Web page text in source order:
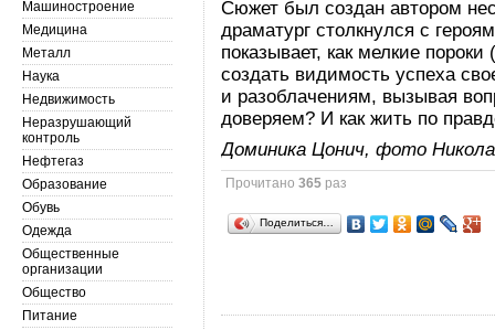
Сюжет был создан автором
драматург столкнулся с
показывает, как мелкие
создать видимость успеха
и разоблачениям, вызывая
доверяем? И как жить по
Доминика Цонич, фото
Прочитано365 раз
Поделиться…
Машиностроение
Медицина
Металл
Наука
Недвижимость
Неразрушающий
контроль
Нефтегаз
Образование
Обувь
Одежда
Общественные
организации
Общество
Питание